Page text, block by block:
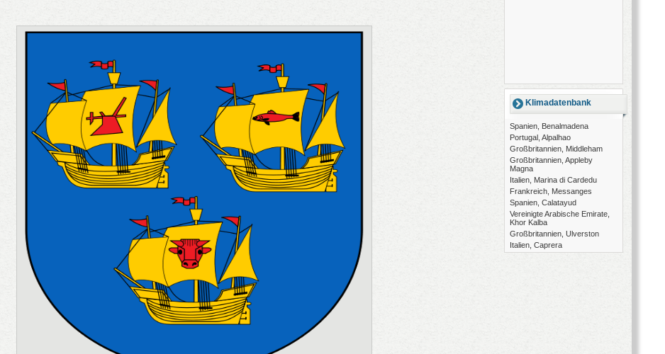
Klimadatenbank
Spanien, Benalmadena
Portugal, Alpalhao
Großbritannien, Middleham
Großbritannien, Appleby
Magna
Italien, Marina di Cardedu
Frankreich, Messanges
Spanien, Calatayud
Vereinigte Arabische Emirate,
Khor Kalba
Großbritannien, Ulverston
Italien, Caprera